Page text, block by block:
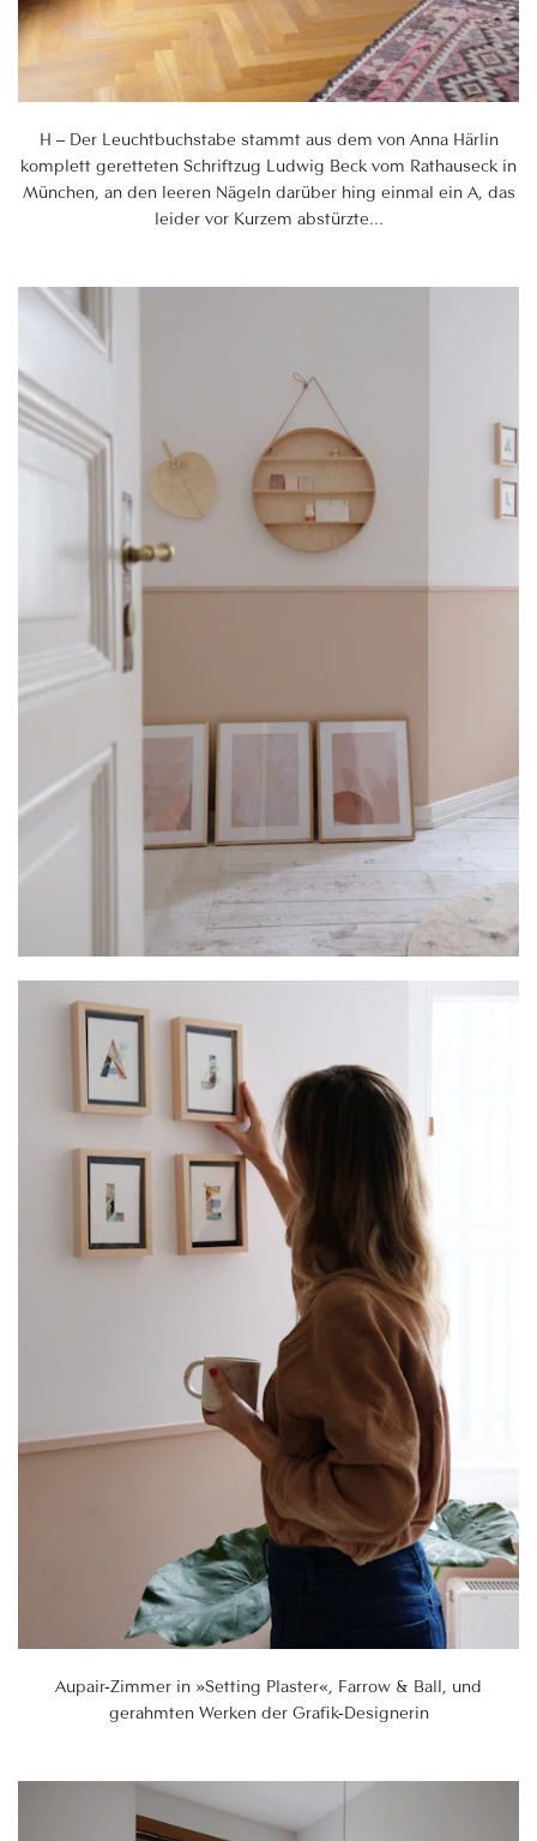
H – Der Leuchtbuchstabe stammt aus dem von Anna Härlin
komplett geretteten Schriftzug Ludwig Beck vom Rathauseck in
München, an den leeren Nägeln darüber hing einmal ein A, das
leider vor Kurzem abstürzte...
Aupair-Zimmer in »Setting Plaster«, Farrow & Ball, und
gerahmten Werken der Grafik-Designerin